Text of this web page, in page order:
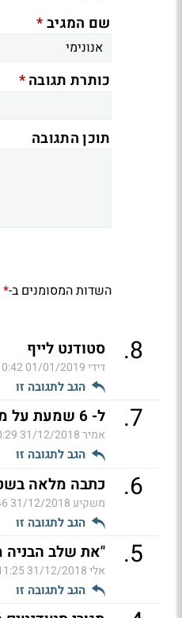
שם המגיב*
כותרת תגובה*
תוכן התגובה
השדות המסומנים ב-*
8
. סטודנט לייף
דידי01/01/2019 10:42
הגב לתגובה זו
7
. ל- 6 שמעת על משכנתא? אתה יכול לקחת משכנתה ושים בפק״מ? (ל"ת)
אמיר31/12/2018 20:29
הגב לתגובה זו
6
. כתבה מלאה
משקיע31/12/2018 14:46
הגב לתגובה זו
5
. "את שלב הבניה
אלי31/12/2018 11:25
הגב לתגובה זו